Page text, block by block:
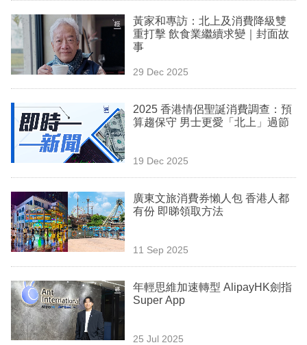
商
業
科
技
場
生
時
事
欄
訂
閱
黃家和專訪：北上及消費降級雙
重打擊 飲食業繼續求變｜封面故
事
29 Dec 2025
2025 香港情侶聖誕消費調查：預
算趨保守 男士更愛「北上」過節
19 Dec 2025
廣東文旅消費券懶人包 香港人都
有份 即睇領取方法
11 Sep 2025
年輕思維加速轉型 AlipayHK劍指
Super App
25 Jul 2025